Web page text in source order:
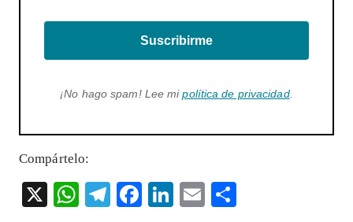
Suscribirme
¡No hago spam! Lee mipolítica de privacidad.
Compártelo:
X
W
T
F
Li
E